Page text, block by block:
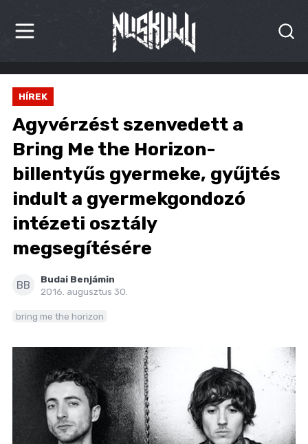
HÍREK
KRITIKÁK
BESZÁMOLÓK
INTERJÚK
PREMIEREK
BLOG
HÍREK
Agyvérzést szenvedett a
Bring Me the Horizon-
billentyűs gyermeke, gyűjtés
indult a gyermekgondozó
intézeti osztály
megsegítésére
BB
Budai Benjámin
2016. augusztus 30.
bring me the horizon